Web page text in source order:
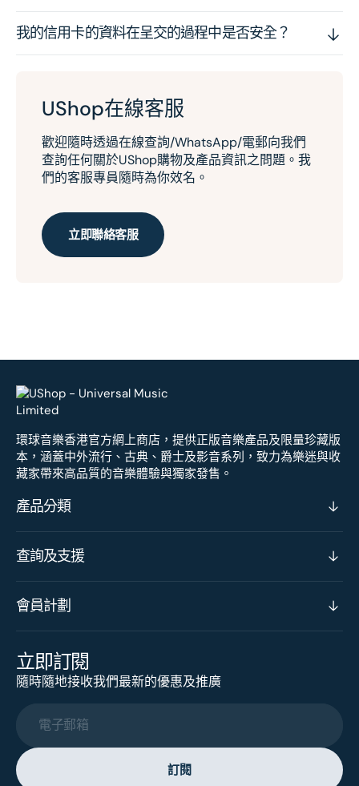
我的信用卡的資料在呈交的過程中是否安全？
UShop在線客服
歡迎隨時透過在線查詢/WhatsApp/電郵向我們
查詢任何關於UShop購物及產品資訊之問題。我
們的客服專員隨時為你效名。
立即聯絡客服
環球音樂香港官方網上商店，提供正版音樂產品及限量珍藏版
本，涵蓋中外流行、古典、爵士及影音系列，致力為樂迷與收
藏家帶來高品質的音樂體驗與獨家發售。
產品分類
查詢及支援
會員計劃
立即訂閱
隨時隨地接收我們最新的優惠及推廣
電子郵箱
訂閱